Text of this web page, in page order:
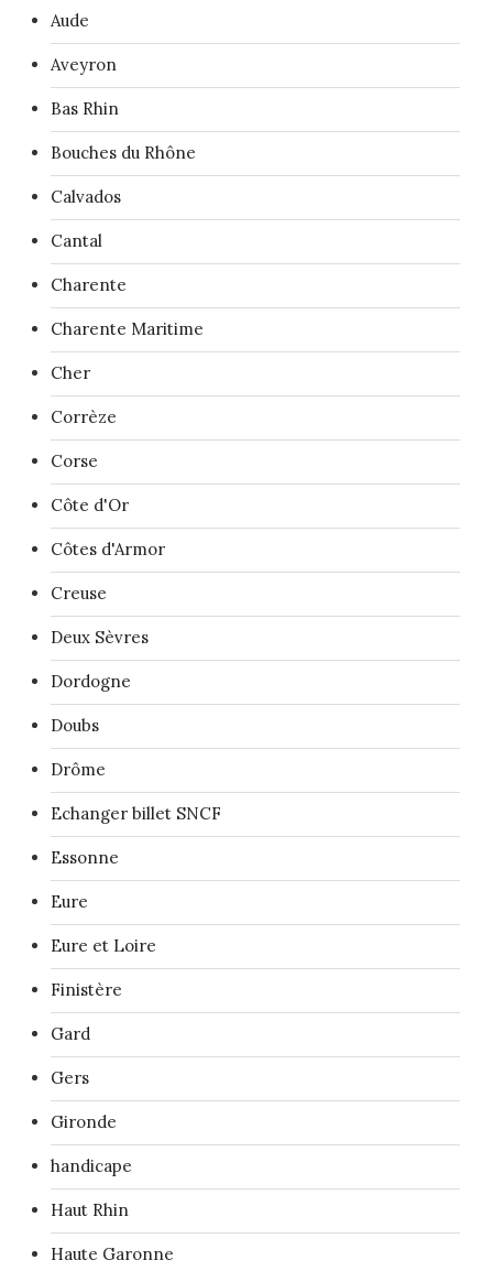
Aude
Aveyron
Bas Rhin
Bouches du Rhône
Calvados
Cantal
Charente
Charente Maritime
Cher
Corrèze
Corse
Côte d'Or
Côtes d'Armor
Creuse
Deux Sèvres
Dordogne
Doubs
Drôme
Echanger billet SNCF
Essonne
Eure
Eure et Loire
Finistère
Gard
Gers
Gironde
handicape
Haut Rhin
Haute Garonne